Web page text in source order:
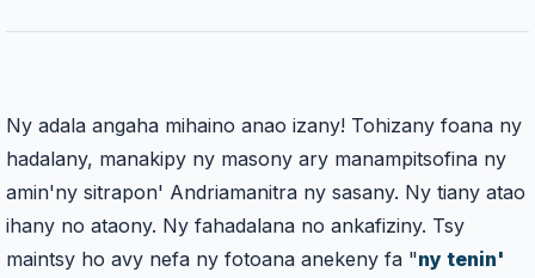
Ny adala angaha mihaino anao izany! Tohizany foana ny
hadalany, manakipy ny masony ary manampitsofina ny
amin'ny sitrapon' Andriamanitra ny sasany. Ny tiany atao
ihany no ataony. Ny fahadalana no ankafiziny. Tsy
maintsy ho avy nefa ny fotoana anekeny fa "ny tenin'